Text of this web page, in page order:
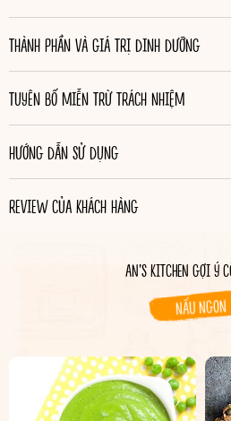
THÀNH PHẦN VÀ GIÁ TRỊ DINH DƯỠNG
TUYÊN BỐ MIỄN TRỪ TRÁCH NHIỆM
HƯỚNG DẪN SỬ DỤNG
REVIEW CỦA KHÁCH HÀNG
AN’S KITCHEN GỢI Ý
NẤU NGON